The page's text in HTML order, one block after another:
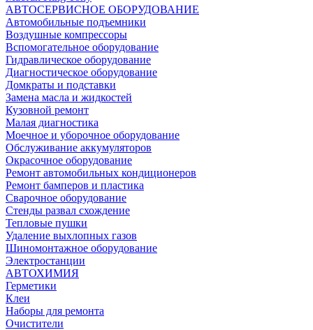
АВТОСЕРВИСНОЕ ОБОРУДОВАНИЕ
Автомобильные подъемники
Воздушные компрессоры
Вспомогательное оборудование
Гидравлическое оборудование
Диагностическое оборудование
Домкраты и подставки
Замена масла и жидкостей
Кузовной ремонт
Малая диагностика
Моечное и уборочное оборудование
Обслуживание аккумуляторов
Окрасочное оборудование
Ремонт автомобильных кондиционеров
Ремонт бамперов и пластика
Сварочное оборудование
Стенды развал схождение
Тепловые пушки
Удаление выхлопных газов
Шиномонтажное оборудование
Электростанции
АВТОХИМИЯ
Герметики
Клеи
Наборы для ремонта
Очистители